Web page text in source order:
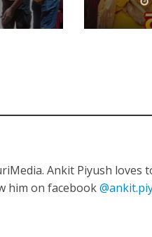
Ankit Piyush loves
him on facebook